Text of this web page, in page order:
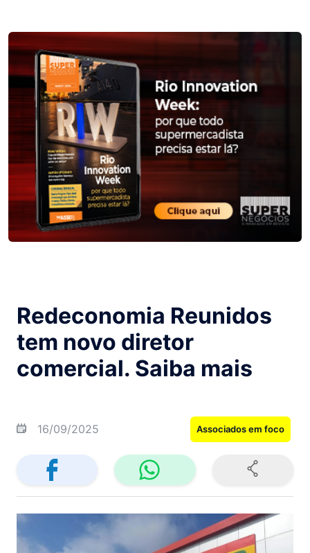
Redeconomia Reunidos
tem novo diretor
comercial. Saiba mais
16/09/2025 Associados em foco